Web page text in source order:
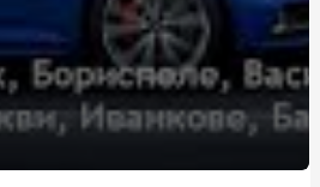
с кнопками: на что обратить
сезона: как выбрать и